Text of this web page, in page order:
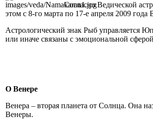
Согласно Ведической
этом с 8-го марта по 17-е апреля 2009 года
Астрологический знак Рыб управляется
или иначе связаны с эмоциональной
О Венере
Венера – вторая планета от Солнца. Она
Венеры.